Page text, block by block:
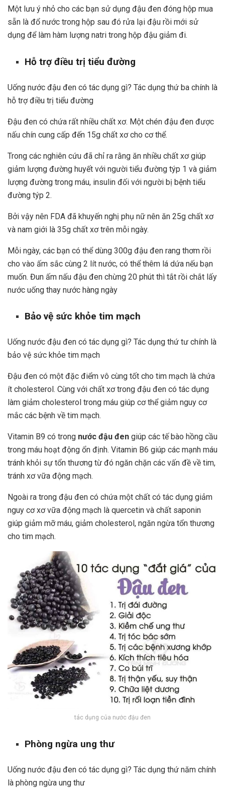
Một lưu ý nhỏ cho các bạn sử dụng đậu đen đóng hộp mua
sẵn là đổ nước trong hộp sau đó rửa lại đậu rồi mới sử
dụng để làm hàm lượng natri trong hộp đậu giảm đi.
Hỗ trợ điều trị tiểu đường
Uống nước đậu đen có tác dụng gì? Tác dụng thứ ba chính là
hỗ trợ điều trị tiểu đường
Đậu đen có chứa rất nhiều chất xơ. Một chén đậu đen được
nấu chín cung cấp đến 15g chất xơ cho cơ thể.
Trong các nghiên cứu đã chỉ ra rằng ăn nhiều chất xơ giúp
giảm lượng đường huyết với người tiểu đường týp 1 và giảm
lượng đường trong máu, insulin đối với người bị bệnh tiểu
đường týp 2.
Bởi vậy nên FDA đã khuyến nghị phụ nữ nên ăn 25g chất xơ
và nam giới là 35g chất xơ trên mỗi ngày.
Mỗi ngày, các bạn có thể dùng 300g đậu đen rang thơm rồi
cho vào ấm sắc cùng 2 lít nước, có thể thêm lá dứa nếu bạn
muốn. Đun ấm nấu đậu đen chừng 20 phút thì tắt rồi chắt lấy
nước uống thay nước hàng ngày
Bảo vệ sức khỏe tim mạch
Uống nước đậu đen có tác dụng gì? Tác dụng thứ tư chính là
bảo vệ sức khỏe tim mạch
Đậu đen có một đặc điểm vô cùng tốt cho tim mạch là chứa
ít cholesterol. Cùng với chất xơ trong đậu đen có tác dụng
làm giảm cholesterol trong máu giúp cơ thể giảm nguy cơ
mắc các bệnh về tim mạch.
Vitamin B9 có trong nước đậu đen giúp các tế bào hồng cầu
trong máu hoạt động ổn định. Vitamin B6 giúp các mạnh máu
tránh khỏi sự tổn thương từ đó ngăn chặn các vấn đề về tim,
tránh xơ vữa động mạch.
Ngoài ra trong đậu đen có chứa một chất có tác dụng giảm
nguy cơ xơ vữa động mạch là quercetin và chất saponin
giúp giảm mỡ máu, giảm cholesterol, ngăn ngừa tổn thương
cho tim mạch.
tác dụng của nước đậu đen
Phòng ngừa ung thư
Uống nước đậu đen có tác dụng gì? Tác dụng thứ năm chính
là phòng ngừa ung thư